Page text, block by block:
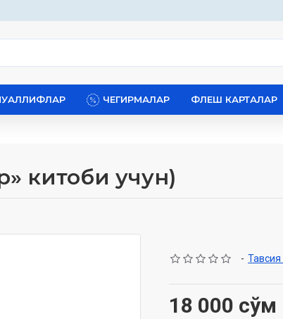
ЧЕГИРМАЛАР ФЛЕШ КАРТАЛАР
китоби учун)
-
18 000 сўм